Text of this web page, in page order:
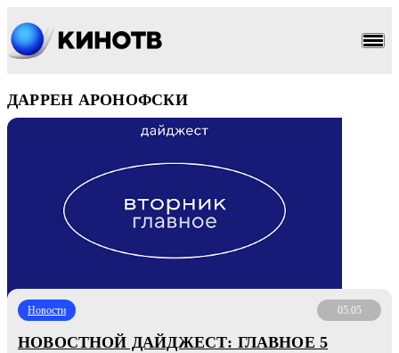
ДАРРЕН АРОНОФСКИ
Новости 05.05
НОВОСТНОЙ ДАЙДЖЕСТ: ГЛАВНОЕ 5